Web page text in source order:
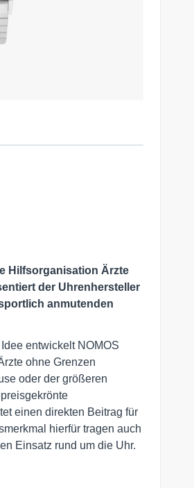
Hilfsorganisation Ärzte
der Uhrenhersteller
anmutenden
entwickelt NOMOS
ohne Grenzen
oder der größeren
einen direkten Beitrag für
hierfür tragen auch
Einsatz rund um die Uhr.